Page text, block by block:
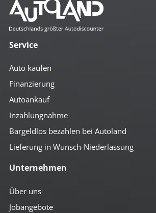
Service
Auto kaufen
Finanzierung
Autoankauf
Inzahlungnahme
Bargeldlos bezahlen bei Autoland
Lieferung in Wunsch-Niederlassung
Unternehmen
Über uns
Jobangebote